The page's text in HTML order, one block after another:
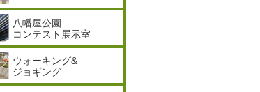
八幡屋公園
コンテスト展示室
ウォーキング&
ジョギング